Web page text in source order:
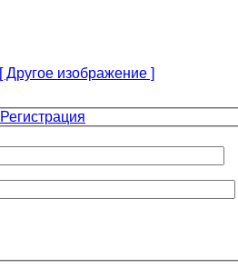
[ Другое изображение ]
Регистрация